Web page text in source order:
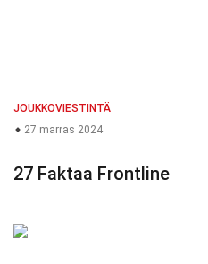
JOUKKOVIESTINTÄ
27 marras 2024
27 Faktaa Frontline